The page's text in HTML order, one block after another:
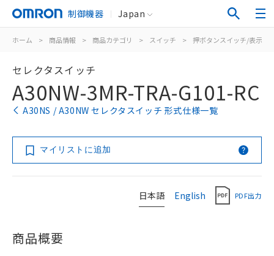
制御機器 Japan
ホーム > 商品情報 > 商品カテゴリ > スイッチ > 押ボタンスイッチ/表示灯
セレクタスイッチ
A30NW-3MR-TRA-G101-RC
A30NS / A30NW セレクタスイッチ 形式仕様一覧
マイリストに追加
日本語 English PDF出力
商品概要